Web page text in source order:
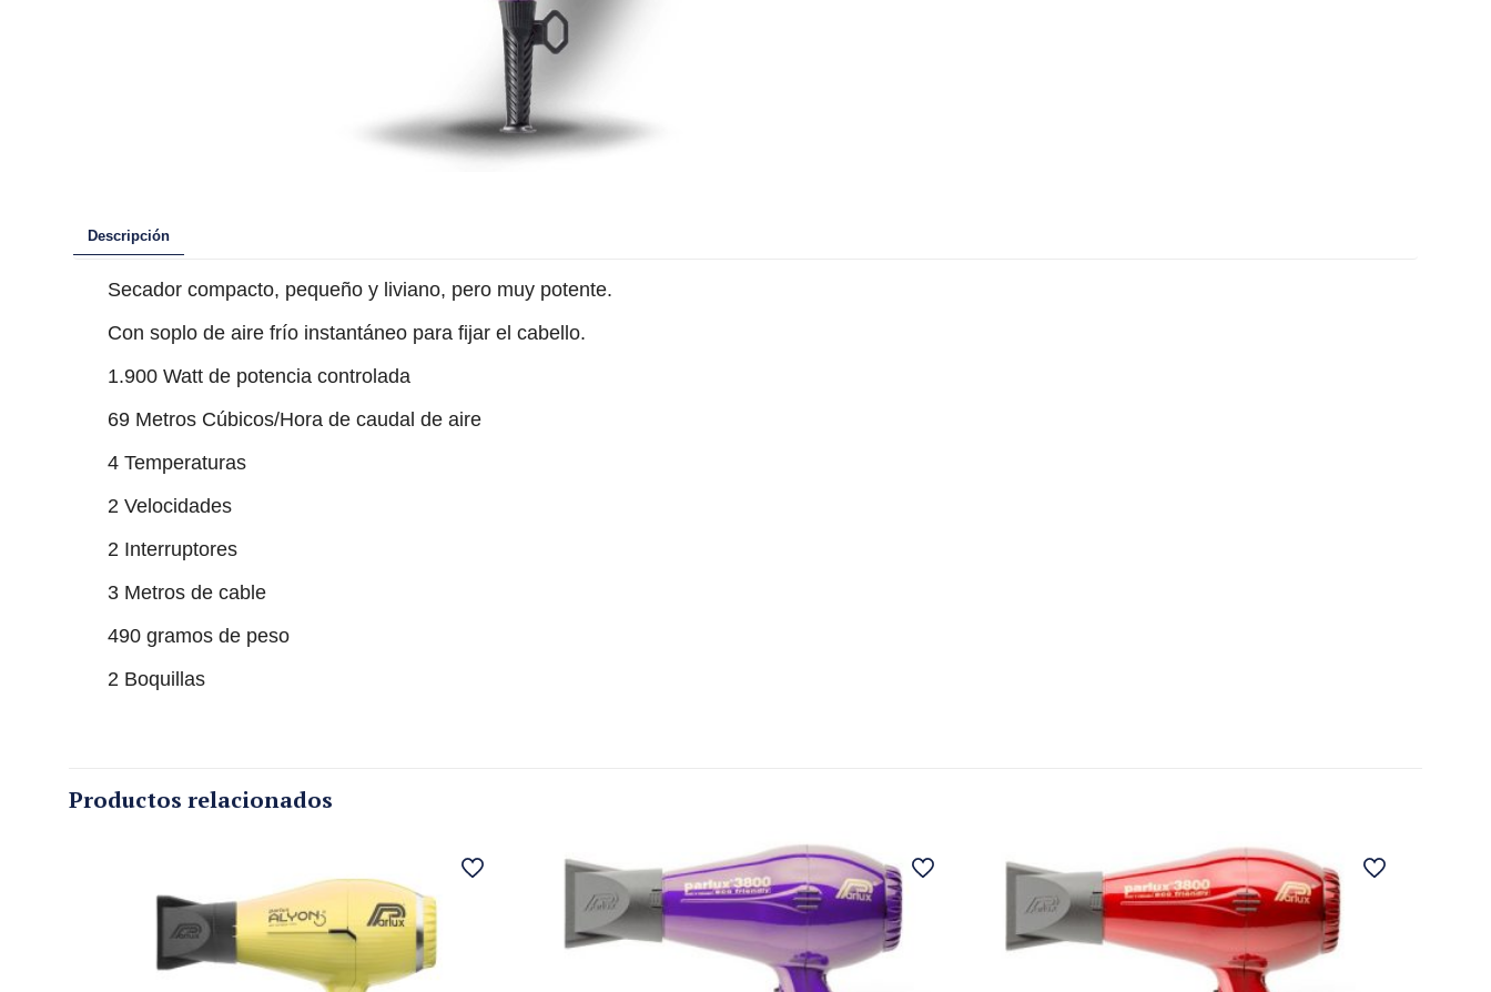
Descripción
Secador compacto, pequeño y liviano, pero muy potente.
Con soplo de aire frío instantáneo para fijar el cabello.
1.900 Watt de potencia controlada
69 Metros Cúbicos/Hora de caudal de aire
4 Temperaturas
2 Velocidades
2 Interruptores
3 Metros de cable
490 gramos de peso
2 Boquillas
Productos relacionados